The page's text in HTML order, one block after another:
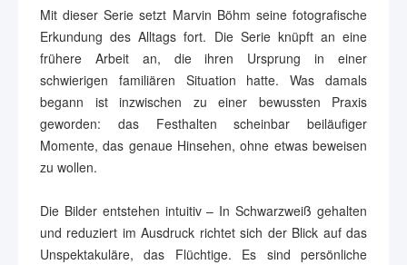
Mit dieser Serie setzt Marvin Böhm seine fotografische
Erkundung des Alltags fort. Die Serie knüpft an eine
frühere Arbeit an, die ihren Ursprung in einer
schwierigen familiären Situation hatte. Was damals
begann ist inzwischen zu einer bewussten Praxis
geworden: das Festhalten scheinbar beiläufiger
Momente, das genaue Hinsehen, ohne etwas beweisen
zu wollen.
Die Bilder entstehen intuitiv – In Schwarzweiß gehalten
und reduziert im Ausdruck richtet sich der Blick auf das
Unspektakuläre, das Flüchtige. Es sind persönliche